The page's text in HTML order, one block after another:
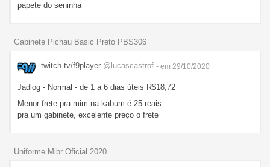
papete do seninha
Gabinete Pichau Basic Preto PBS306
twitch.tv/f9player @lucascastrof - em 29/10/2020
Jadlog - Normal - de 1 a 6 dias úteis R$18,72
Menor frete pra mim na kabum é 25 reais
pra um gabinete, excelente preço o frete
Uniforme Mibr Oficial 2020